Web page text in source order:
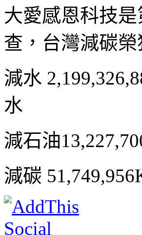
大愛感恩科技
查，台灣減碳
減水
水
減石油
減碳